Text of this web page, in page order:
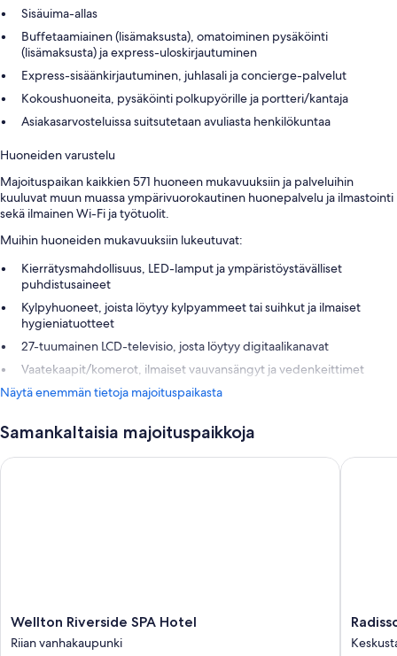
Sisäuima-allas
Buffetaamiainen (lisämaksusta), omatoiminen pysäköinti
(lisämaksusta) ja express-uloskirjautuminen
Express-sisäänkirjautuminen, juhlasali ja concierge-palvelut
Kokoushuoneita, pysäköinti polkupyörille ja portteri/kantaja
Asiakasarvosteluissa suitsutetaan avuliasta henkilökuntaa
Huoneiden varustelu
Majoituspaikan kaikkien 571 huoneen mukavuuksiin ja palveluihin
kuuluvat muun muassa ympärivuorokautinen huonepalvelu ja ilmastointi
sekä ilmainen Wi-Fi ja työtuolit.
Muihin huoneiden mukavuuksiin lukeutuvat:
Kierrätysmahdollisuus, LED-lamput ja ympäristöystävälliset
puhdistusaineet
Kylpyhuoneet, joista löytyy kylpyammeet tai suihkut ja ilmaiset
hygieniatuotteet
27-tuumainen LCD-televisio, josta löytyy digitaalikanavat
Vaatekaapit/komerot, ilmaiset vauvansängyt ja vedenkeittimet
Näytä enemmän tietoja majoituspaikasta
Samankaltaisia majoituspaikkoja
Wellton
Riverside
SPA
Wellton Riverside SPA Hotel
Riian vanhakaupunki
Wellton Riverside SPA Hotel
Blu